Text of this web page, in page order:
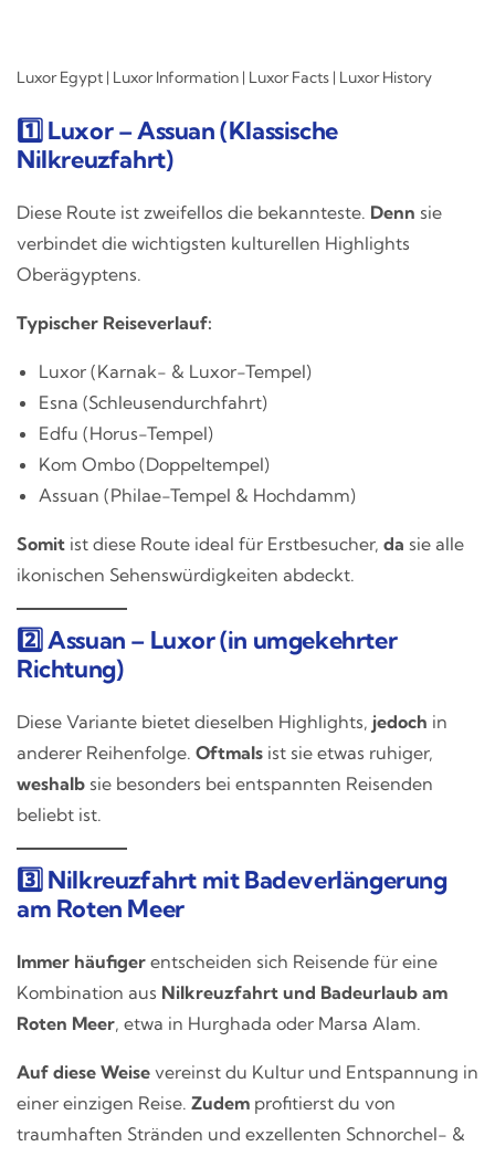
Luxor Egypt | Luxor Information | Luxor Facts | Luxor History
1️⃣ Luxor – Assuan (Klassische
Nilkreuzfahrt)
Diese Route ist zweifellos die bekannteste. Denn sie
verbindet die wichtigsten kulturellen Highlights
Oberägyptens.
Typischer Reiseverlauf:
Luxor (Karnak- & Luxor-Tempel)
Esna (Schleusendurchfahrt)
Edfu (Horus-Tempel)
Kom Ombo (Doppeltempel)
Assuan (Philae-Tempel & Hochdamm)
Somit ist diese Route ideal für Erstbesucher, da sie alle
ikonischen Sehenswürdigkeiten abdeckt.
2️⃣ Assuan – Luxor (in umgekehrter
Richtung)
Diese Variante bietet dieselben Highlights, jedoch in
anderer Reihenfolge. Oftmals ist sie etwas ruhiger,
weshalb sie besonders bei entspannten Reisenden
beliebt ist.
3️⃣ Nilkreuzfahrt mit Badeverlängerung
am Roten Meer
Immer häufiger entscheiden sich Reisende für eine
Kombination aus Nilkreuzfahrt und Badeurlaub am
Roten Meer, etwa in Hurghada oder Marsa Alam.
Auf diese Weise vereinst du Kultur und Entspannung in
einer einzigen Reise. Zudem profitierst du von
traumhaften Stränden und exzellenten Schnorchel- &